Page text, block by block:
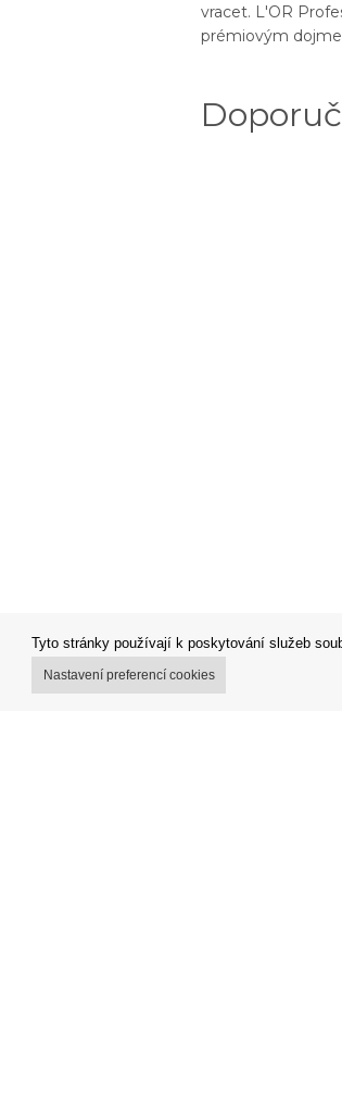
Tyto stránky používají k poskytování služeb
Nastavení preferencí cookies
vracet. L'OR
prémiovým